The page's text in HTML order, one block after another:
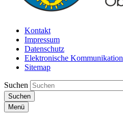
Kontakt
Impressum
Datenschutz
Elektronische Kommunikation
Sitemap
Suchen
Suchen
Menü